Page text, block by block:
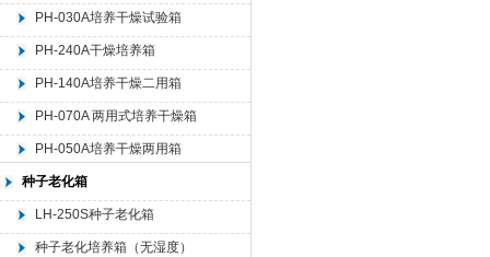
PH-030A培养干燥试验箱
PH-240A干燥培养箱
PH-140A培养干燥二用箱
PH-070A 两用式培养干燥箱
PH-050A培养干燥两用箱
种子老化箱
LH-250S种子老化箱
种子老化培养箱（无湿度）